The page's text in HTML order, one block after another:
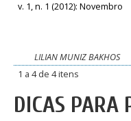
v. 1, n. 1 (2012): Novembro
LILIAN MUNIZ BAKHOS
1 a 4 de 4 itens
DICAS PARA